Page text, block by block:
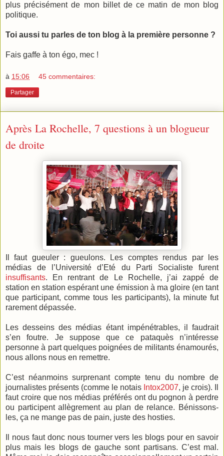
plus précisément de mon billet de ce matin de mon blog
politique.
Toi aussi tu parles de ton blog à la première personne ?
Fais gaffe à ton égo, mec !
à 15:06 45 commentaires:
Partager
Après La Rochelle, 7 questions à un blogueur
de droite
Il faut gueuler : gueulons. Les comptes rendus par les
médias de l’Université d’Eté du Parti Socialiste furent
insuffisants. En rentrant de Le Rochelle, j’ai zappé de
station en station espérant une émission à ma gloire (en tant
que participant, comme tous les participants), la minute fut
rarement dépassée.
Les desseins des médias étant impénétrables, il faudrait
s’en foutre. Je suppose que ce pataquès n’intéresse
personne à part quelques poignées de militants énamourés,
nous allons nous en remettre.
C’est néanmoins surprenant compte tenu du nombre de
journalistes présents (comme le notais Intox2007, je crois). Il
faut croire que nos médias préférés ont du pognon à perdre
ou participent allègrement au plan de relance. Bénissons-
les, ça ne mange pas de pain, juste des hosties.
Il nous faut donc nous tourner vers les blogs pour en savoir
plus mais les blogs de gauche sont partisans. C’est mal.